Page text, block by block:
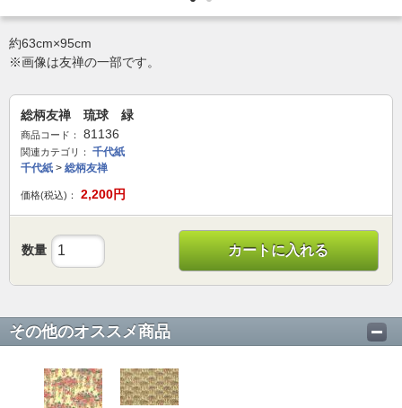
約63cm×95cm
※画像は友禅の一部です。
総柄友禅 琉球 緑
商品コード： 81136
関連カテゴリ：
千代紙
千代紙 > 総柄友禅
価格(税込)： 2,200円
数量 カートに入れる
その他のオススメ商品